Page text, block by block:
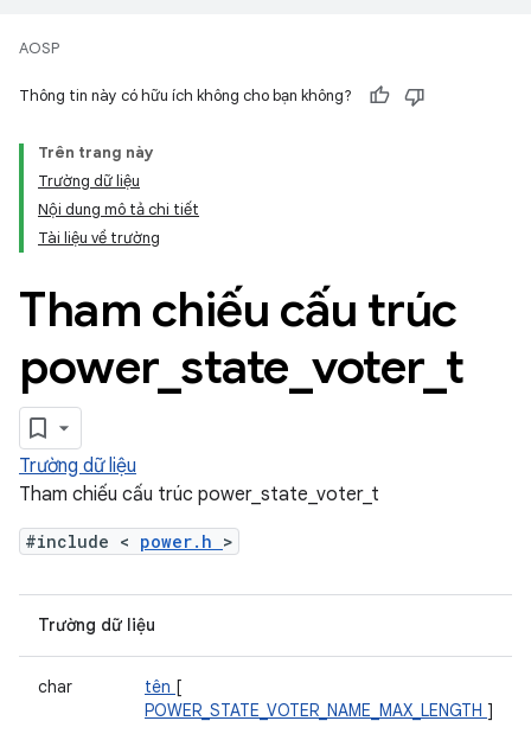
AOSP
Thông tin này có hữu ích không cho bạn không?
Trên trang này
Trường dữ liệu
Nội dung mô tả chi tiết
Tài liệu về trường
Tham chiếu cấu trúc
power_ state voter_ t
Trường dữ liệu
Tham chiếu cấu trúc power_state_voter_t
#include < power.h >
Trường dữ liệu
char tên [
POWER_STATE_VOTER_NAME_MAX_LENGTH ]